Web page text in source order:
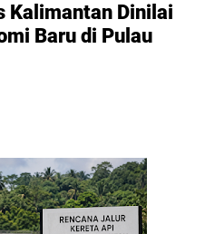
Kalimantan Dinilai
Baru di Pulau